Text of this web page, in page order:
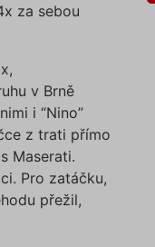
za sebou
v Brně
i “Nino”
z trati přímo
Maserati.
Pro zatáčku,
přežil,